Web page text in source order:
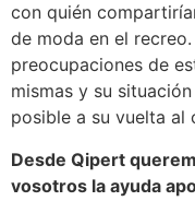
con quién
de moda en el
preocupaciones de
mismas y su
posible a su vuelta al
Desde Qipert
vosotros la ayuda